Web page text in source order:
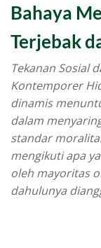
Bahaya
Terjebak
Tekanan Sosial
Kontemporer
dinamis
dalam
standar
mengikuti apa
oleh mayoritas
dahulunya